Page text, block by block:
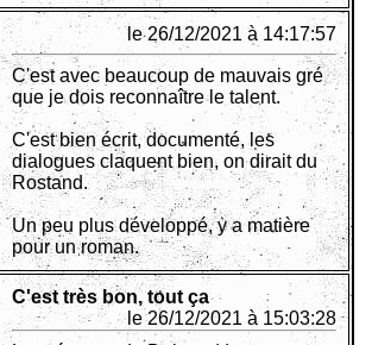
le 26/12/2021 à 14:17:57
C'est avec beaucoup de mauvais gré
que je dois reconnaître le talent.
C'est bien écrit, documenté, les
dialogues claquent bien, on dirait du
Rostand.
Un peu plus développé, y a matière
pour un roman.
C'est très bon, tout ça
le 26/12/2021 à 15:03:28